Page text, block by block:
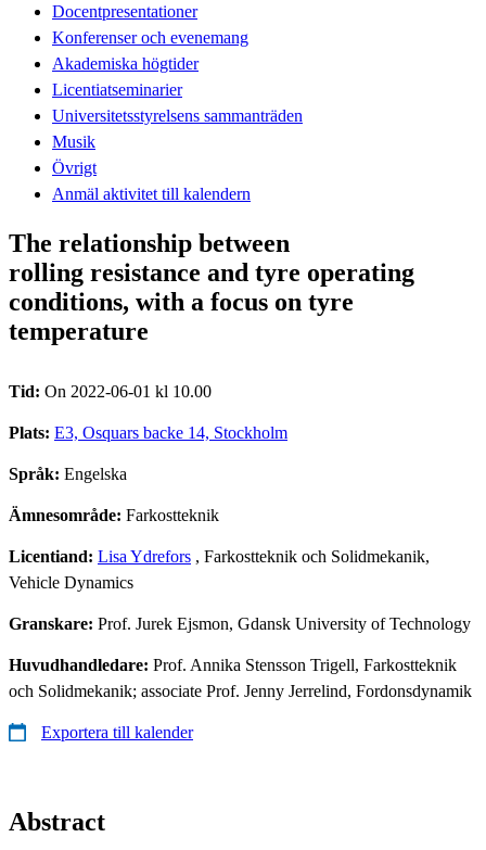
Docentpresentationer
Konferenser och evenemang
Akademiska högtider
Licentiatseminarier
Universitetsstyrelsens sammanträden
Musik
Övrigt
Anmäl aktivitet till kalendern
The relationship between
rolling resistance and tyre operating
conditions, with a focus on tyre
temperature
Tid: On 2022-06-01 kl 10.00
Plats: E3, Osquars backe 14, Stockholm
Språk: Engelska
Ämnesområde: Farkostteknik
Licentiand: Lisa Ydrefors , Farkostteknik och Solidmekanik,
Vehicle Dynamics
Granskare: Prof. Jurek Ejsmon, Gdansk University of Technology
Huvudhandledare: Prof. Annika Stensson Trigell, Farkostteknik
och Solidmekanik; associate Prof. Jenny Jerrelind, Fordonsdynamik
Exportera till kalender
Abstract